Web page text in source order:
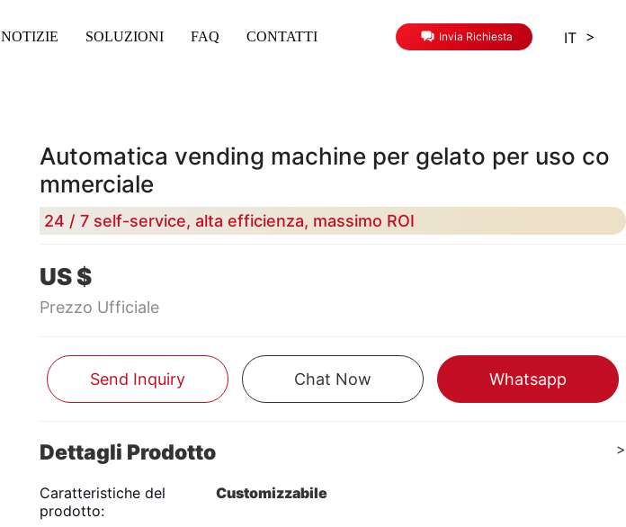
NOTIZIE SOLUZIONI FAQ CONTATTI Invia Richiesta IT >
Automatica vending machine per gelato per uso co
mmerciale
24 / 7 self-service, alta efficienza, massimo ROI
US $
Prezzo Ufficiale
Send Inquiry Chat Now Whatsapp
Dettagli Prodotto >
Caratteristiche del
prodotto:
Customizzabile